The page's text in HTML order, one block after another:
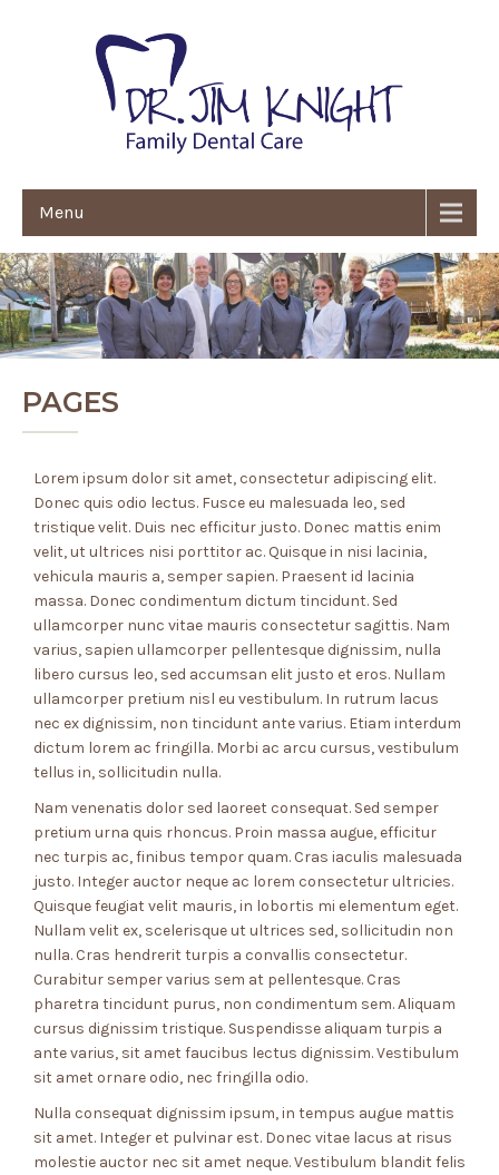
Menu
PAGES
Lorem ipsum dolor sit amet, consectetur adipiscing elit.
Donec quis odio lectus. Fusce eu malesuada leo, sed
tristique velit. Duis nec efficitur justo. Donec mattis enim
velit, ut ultrices nisi porttitor ac. Quisque in nisi lacinia,
vehicula mauris a, semper sapien. Praesent id lacinia
massa. Donec condimentum dictum tincidunt. Sed
ullamcorper nunc vitae mauris consectetur sagittis. Nam
varius, sapien ullamcorper pellentesque dignissim, nulla
libero cursus leo, sed accumsan elit justo et eros. Nullam
ullamcorper pretium nisl eu vestibulum. In rutrum lacus
nec ex dignissim, non tincidunt ante varius. Etiam interdum
dictum lorem ac fringilla. Morbi ac arcu cursus, vestibulum
tellus in, sollicitudin nulla.
Nam venenatis dolor sed laoreet consequat. Sed semper
pretium urna quis rhoncus. Proin massa augue, efficitur
nec turpis ac, finibus tempor quam. Cras iaculis malesuada
justo. Integer auctor neque ac lorem consectetur ultricies.
Quisque feugiat velit mauris, in lobortis mi elementum eget.
Nullam velit ex, scelerisque ut ultrices sed, sollicitudin non
nulla. Cras hendrerit turpis a convallis consectetur.
Curabitur semper varius sem at pellentesque. Cras
pharetra tincidunt purus, non condimentum sem. Aliquam
cursus dignissim tristique. Suspendisse aliquam turpis a
ante varius, sit amet faucibus lectus dignissim. Vestibulum
sit amet ornare odio, nec fringilla odio.
Nulla consequat dignissim ipsum, in tempus augue mattis
sit amet. Integer et pulvinar est. Donec vitae lacus at risus
molestie auctor nec sit amet neque. Vestibulum blandit felis